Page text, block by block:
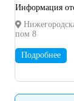
Информация
пом 8
Подробнее